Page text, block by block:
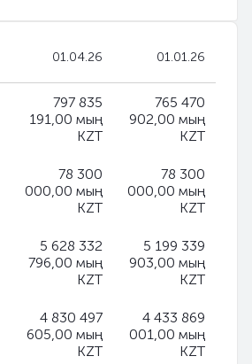
01.04.26 01.01.26
797 835
191,00 мың
KZT
765 470
902,00 мың
KZT
78 300
000,00 мың
KZT
78 300
000,00 мың
KZT
5 628 332
796,00 мың
KZT
5 199 339
903,00 мың
KZT
4 830 497
605,00 мың
KZT
4 433 869
001,00 мың
KZT